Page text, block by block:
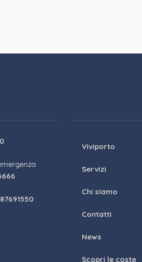
Viviporto
Servizi
Chi siamo
Contatti
News
Scopri le coste